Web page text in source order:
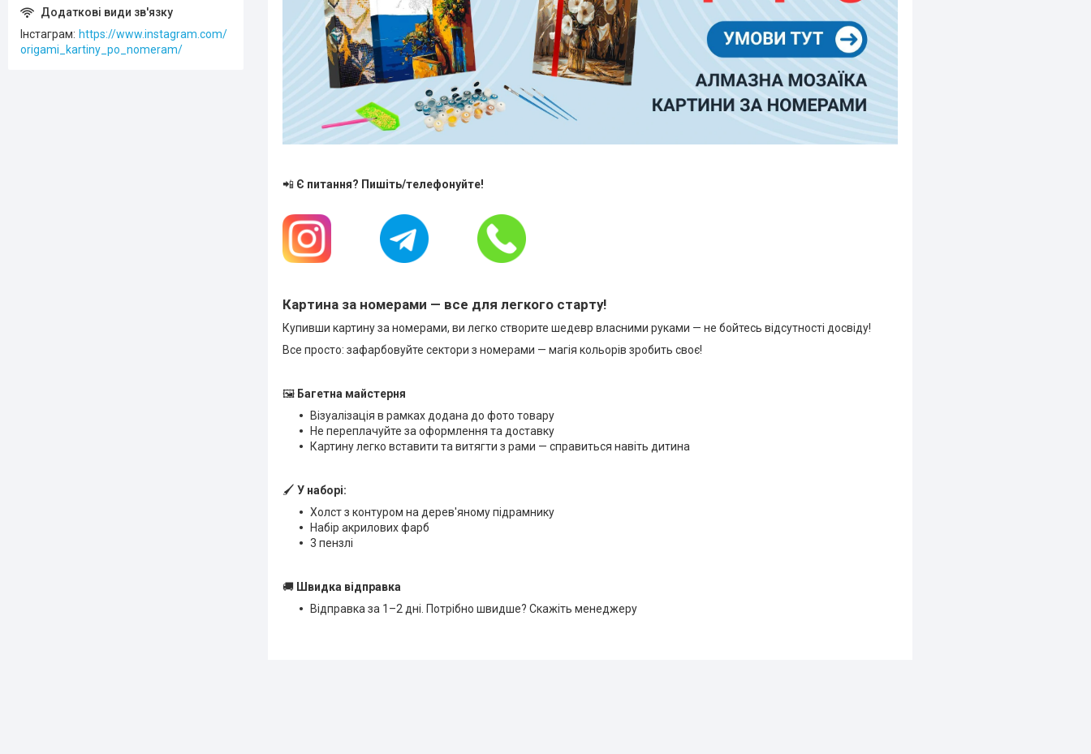
📲 Є питання? Пишіть/телефонуйте!
Картина за номерами — все для легкого старту!
Купивши картину за номерами, ви легко створите шедевр власними руками — не бойтесь відсутності досвіду!
Все просто: зафарбовуйте сектори з номерами — магія кольорів зробить своє!
🖼 Багетна майстерня
Візуалізація в рамках додана до фото товару
Не переплачуйте за оформлення та доставку
Картину легко вставити та витягти з рами — справиться навіть дитина
🖌 У наборі:
Холст з контуром на дерев'яному підрамнику
Набір акрилових фарб
3 пензлі
🚚 Швидка відправка
Відправка за 1–2 дні. Потрібно швидше? Скажіть менеджеру
Інстаграм
https://www.instagram.com/
origami_kartiny_po_nomeram/